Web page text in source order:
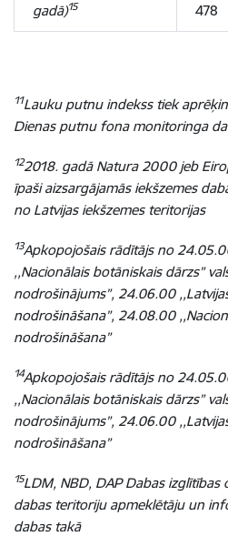
gadā)15
478
11Lauku putnu indekss tiek
Dienas putnu fona monitoringa
122018. gadā Natura 2000 jeb
īpaši aizsargājamās iekšzemes
no Latvijas iekšzemes teritorijas
13Apkopojošais rādītājs no
,,Nacionālais botāniskais dārzs”
nodrošinājums”, 24.06.00
nodrošināšana”, 24.08.00
nodrošināšana”
14Apkopojošais rādītājs no
,,Nacionālais botāniskais dārzs”
nodrošinājums”, 24.06.00
nodrošināšana”
15LDM, NBD, DAP Dabas izglītības
dabas teritoriju apmeklētāju un
dabas takā